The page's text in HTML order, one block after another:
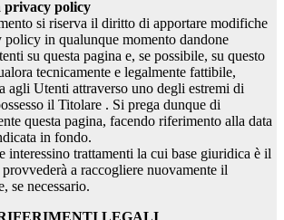
privacy policy
si riserva il diritto di apportare modifiche
policy in qualunque momento dandone
su questa pagina e, se possibile, su questo
tecnicamente e legalmente fattibile,
agli Utenti attraverso uno degli estremi di
il Titolare . Si prega dunque di
questa pagina, facendo riferimento alla data
in fondo.
interessino trattamenti la cui base giuridica è il
a raccogliere nuovamente il
se necessario.
LEGALI